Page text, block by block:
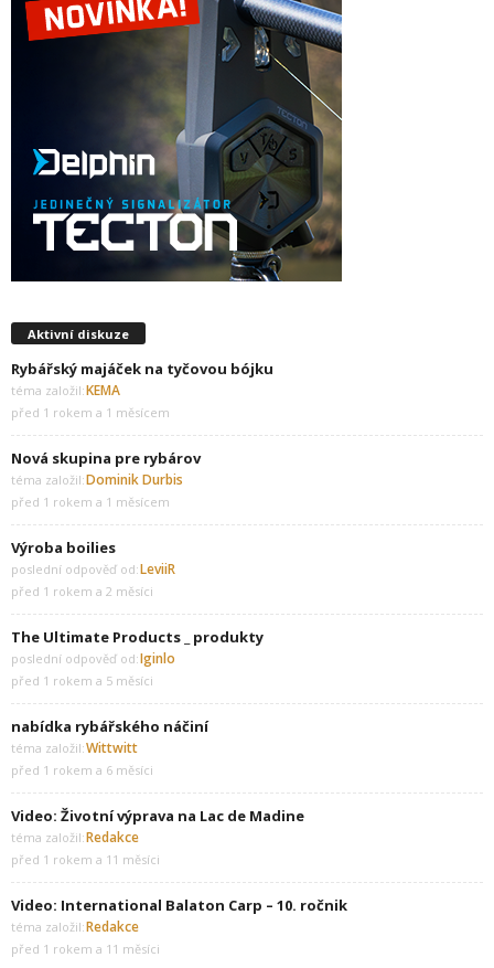
Aktivní diskuze
Rybářský majáček na tyčovou bójku
téma založil:KEMA
před 1 rokem a 1 měsícem
Nová skupina pre rybárov
téma založil:Dominik Durbis
před 1 rokem a 1 měsícem
Výroba boilies
poslední odpověď od:LeviiR
před 1 rokem a 2 měsíci
The Ultimate Products _ produkty
poslední odpověď od:Iginlo
před 1 rokem a 5 měsíci
nabídka rybářského náčiní
téma založil:Wittwitt
před 1 rokem a 6 měsíci
Video: Životní výprava na Lac de Madine
téma založil:Redakce
před 1 rokem a 11 měsíci
Video: International Balaton Carp – 10. ročnik
téma založil:Redakce
před 1 rokem a 11 měsíci